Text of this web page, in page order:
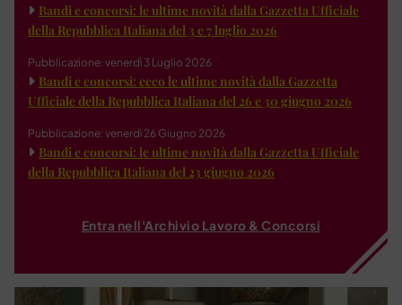
Bandi e concorsi: le ultime novità dalla Gazzetta Ufficiale
della Repubblica Italiana del 3 e 7 luglio 2026
Pubblicazione: venerdì 3 Luglio 2026
Bandi e concorsi: ecco le ultime novità dalla Gazzetta
Ufficiale della Repubblica Italiana del 26 e 30 giugno 2026
Pubblicazione: venerdì 26 Giugno 2026
Bandi e concorsi: le ultime novità dalla Gazzetta Ufficiale
della Repubblica Italiana del 23 giugno 2026
Entra nell'Archivio Lavoro & Concorsi